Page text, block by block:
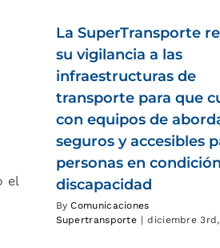
el
La SuperTransporte
su vigilancia a las
infraestructuras de
transporte para que
con equipos de
seguros y accesibles
personas en
discapacidad
ByComunicaciones
Supertransporte | diciembre